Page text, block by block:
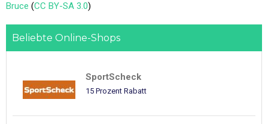
Bruce (CC BY-SA 3.0)
Beliebte Online-Shops
SportScheck
15 Prozent Rabatt